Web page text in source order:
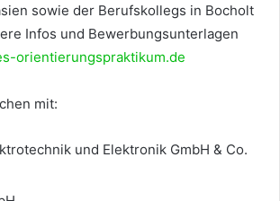
sowie der Berufskollegs in Bocholt
Infos und Bewerbungsunterlagen
orientierungspraktikum.de
mit:
und Elektronik GmbH & Co.